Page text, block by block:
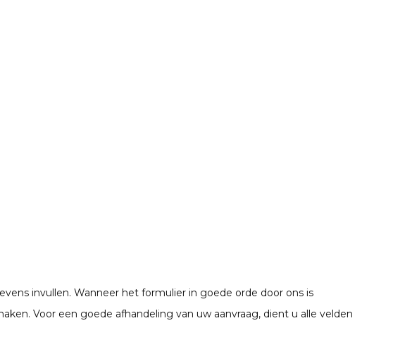
invullen. Wanneer het formulier in goede orde door ons is
Voor een goede afhandeling van uw aanvraag, dient u alle velden